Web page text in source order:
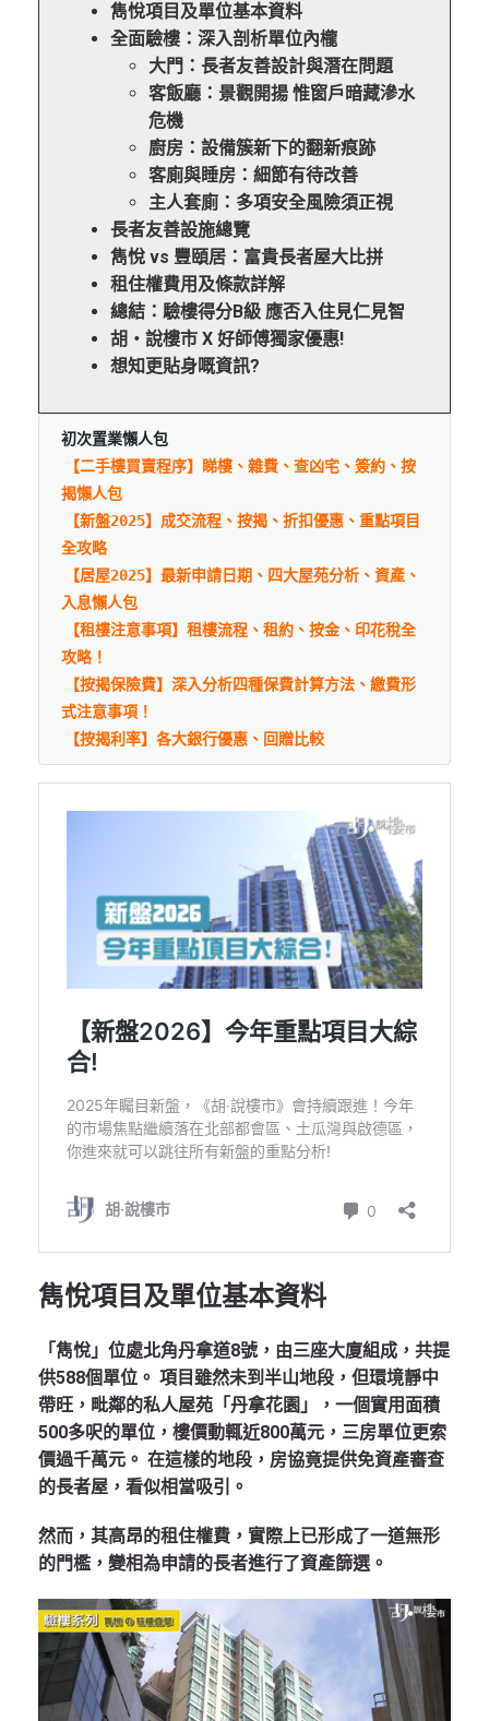
雋悅項目及單位基本資料
全面驗樓：深入剖析單位內櫳
大門：長者友善設計與潛在問題
客飯廳：景觀開揚 惟窗戶暗藏滲水
危機
廚房：設備簇新下的翻新痕跡
客廁與睡房：細節有待改善
主人套廁：多項安全風險須正視
長者友善設施總覽
雋悅 vs 豐頤居：富貴長者屋大比拼
租住權費用及條款詳解
總結：驗樓得分B級 應否入住見仁見智
胡‧說樓市 X 好師傅獨家優惠!
想知更貼身嘅資訊?
初次置業懶人包
【二手樓買賣程序】睇樓、雜費、查凶宅、簽約、按
揭懶人包
【新盤2025】成交流程、按揭、折扣優惠、重點項目
全攻略
【居屋2025】最新申請日期、四大屋苑分析、資產、
入息懶人包
【租樓注意事項】租樓流程、租約、按金、印花稅全
攻略！
【按揭保險費】深入分析四種保費計算方法、繳費形
式注意事項！
【按揭利率】各大銀行優惠、回贈比較
雋悅項目及單位基本資料
「雋悅」位處北角丹拿道8號，由三座大廈組成，共提
供588個單位。 項目雖然未到半山地段，但環境靜中
帶旺，毗鄰的私人屋苑「丹拿花園」，一個實用面積
500多呎的單位，樓價動輒近800萬元，三房單位更索
價過千萬元。 在這樣的地段，房協竟提供免資產審查
的長者屋，看似相當吸引。
然而，其高昂的租住權費，實際上已形成了一道無形
的門檻，變相為申請的長者進行了資產篩選。